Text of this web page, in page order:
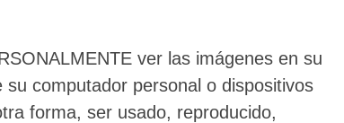
ver las imágenes en su
computador personal o dispositivos
forma, ser usado, reproducido,